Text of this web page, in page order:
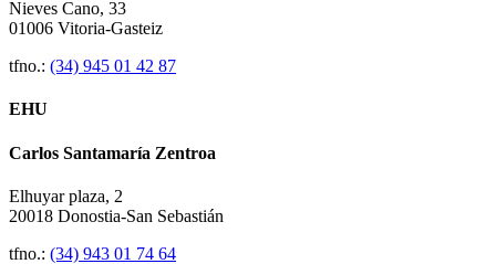
Nieves Cano, 33
01006 Vitoria-Gasteiz
tfno.: (34) 945 01 42 87
EHU
Carlos Santamaría Zentroa
Elhuyar plaza, 2
20018 Donostia-San Sebastián
tfno.: (34) 943 01 74 64